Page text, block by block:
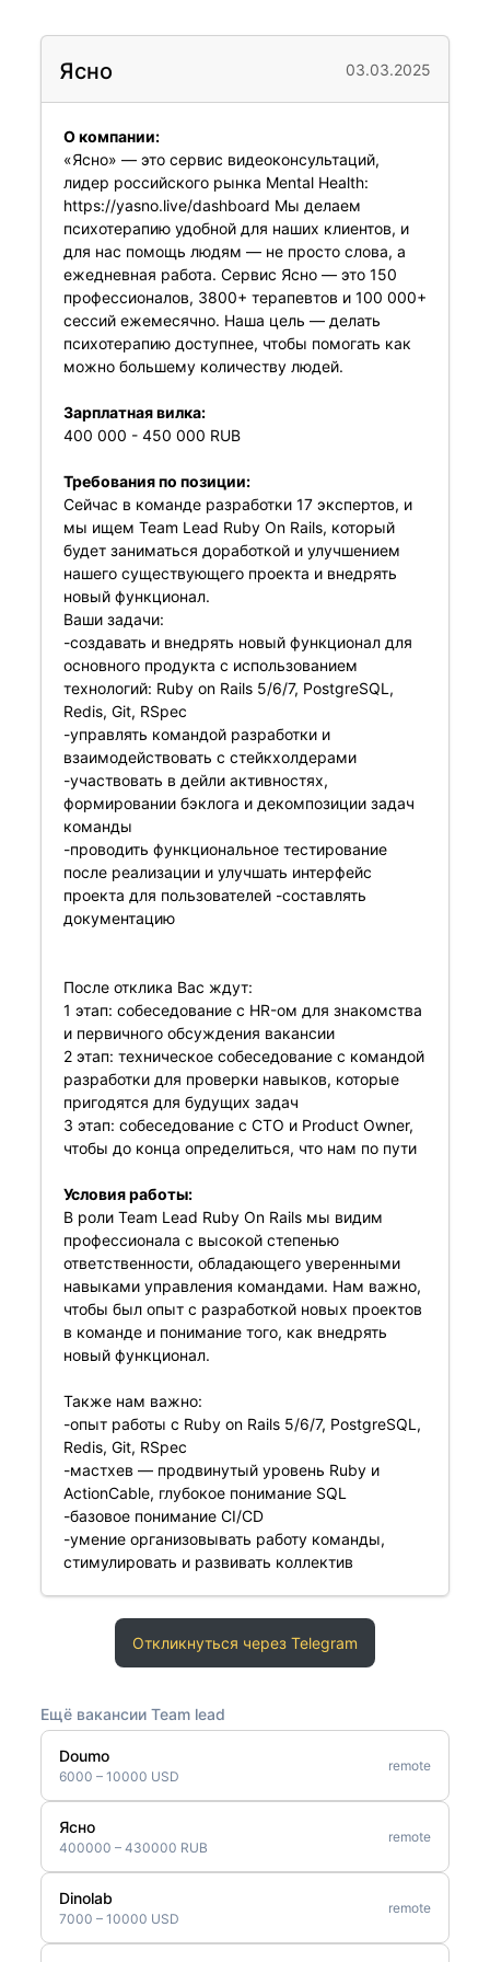
Ясно 03.03.2025
О компании:
«Ясно» — это сервис видеоконсультаций,
лидер российского рынка Mental Health:
https://yasno.live/dashboard Мы делаем
психотерапию удобной для наших клиентов, и
для нас помощь людям — не просто слова, а
ежедневная работа. Сервис Ясно — это 150
профессионалов, 3800+ терапевтов и 100 000+
сессий ежемесячно. Наша цель — делать
психотерапию доступнее, чтобы помогать как
можно большему количеству людей.
Зарплатная вилка:
400 000 - 450 000 RUB
Требования по позиции:
Сейчас в команде разработки 17 экспертов, и
мы ищем Team Lead Ruby On Rails, который
будет заниматься доработкой и улучшением
нашего существующего проекта и внедрять
новый функционал.
Ваши задачи:
-создавать и внедрять новый функционал для
основного продукта с использованием
технологий: Ruby on Rails 5/6/7, PostgreSQL,
Redis, Git, RSpec
-управлять командой разработки и
взаимодействовать с стейкхолдерами
-участвовать в дейли активностях,
формировании бэклога и декомпозиции задач
команды
-проводить функциональное тестирование
после реализации и улучшать интерфейс
проекта для пользователей -составлять
документацию
После отклика Вас ждут:
1 этап: собеседование с HR-ом для знакомства
и первичного обсуждения вакансии
2 этап: техническое собеседование с командой
разработки для проверки навыков, которые
пригодятся для будущих задач
3 этап: собеседование с CTO и Product Owner,
чтобы до конца определиться, что нам по пути
Условия работы:
В роли Team Lead Ruby On Rails мы видим
профессионала с высокой степенью
ответственности, обладающего уверенными
навыками управления командами. Нам важно,
чтобы был опыт с разработкой новых проектов
в команде и понимание того, как внедрять
новый функционал.
Также нам важно:
-опыт работы c Ruby on Rails 5/6/7, PostgreSQL,
Redis, Git, RSpec
-мастхев — продвинутый уровень Ruby и
ActionCable, глубокое понимание SQL
-базовое понимание CI/CD
-умение организовывать работу команды,
стимулировать и развивать коллектив
Откликнуться через Telegram
Ещё вакансии Team lead
Doumo
6000 – 10000 USD
remote
Ясно
400000 – 430000 RUB
remote
Dinolab
7000 – 10000 USD
remote